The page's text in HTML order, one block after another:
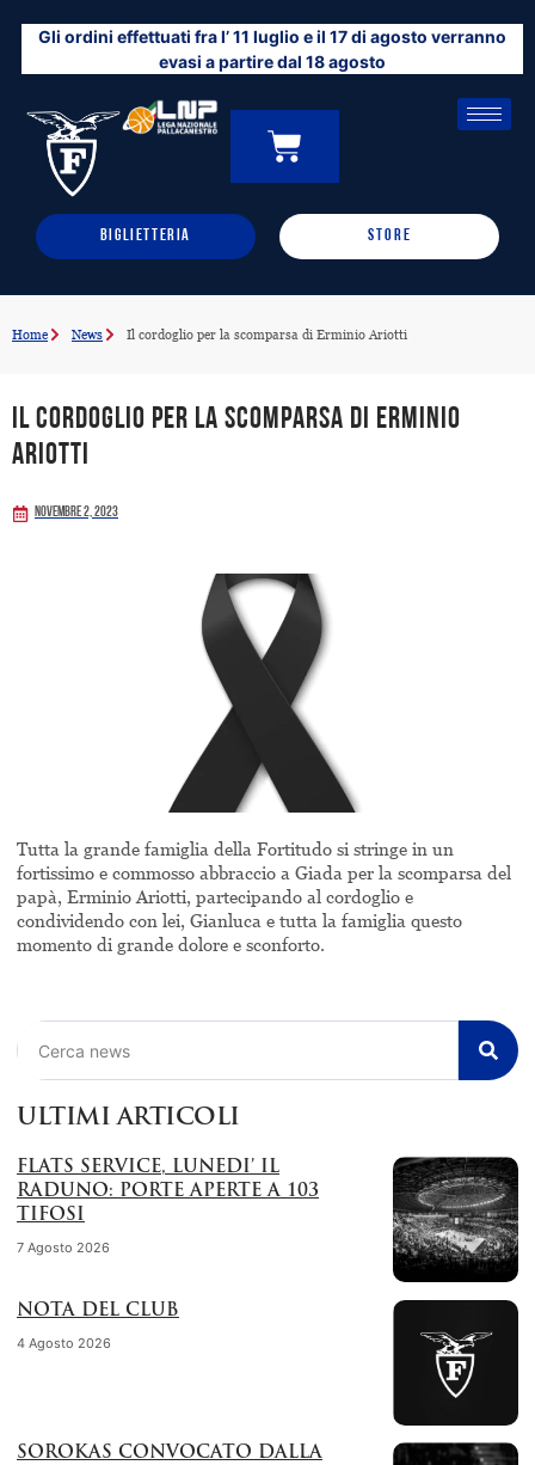
contenuto
Gli ordini effettuati fra l’ 11 luglio e il 17 di agosto verranno
evasi a partire dal 18 agosto
0
CARRELLO
BIGLIETTERIA STORE
Home News Il cordoglio per la scomparsa di Erminio Ariotti
Il cordoglio per la scomparsa di Erminio
Ariotti
Novembre 2, 2023
Tutta la grande famiglia della Fortitudo si stringe in un
fortissimo e commosso abbraccio a Giada per la scomparsa del
papà, Erminio Ariotti, partecipando al cordoglio e
condividendo con lei, Gianluca e tutta la famiglia questo
momento di grande dolore e sconforto.
ULTIMI ARTICOLI
FLATS SERVICE, LUNEDI’ IL
RADUNO: PORTE APERTE A 103
TIFOSI
7 Agosto 2026
NOTA DEL CLUB
4 Agosto 2026
SOROKAS CONVOCATO DALLA